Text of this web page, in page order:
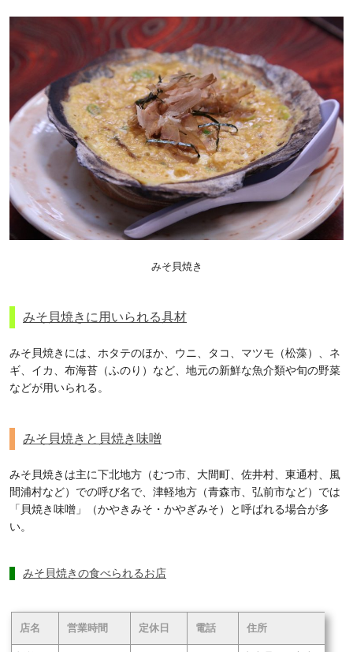
みそ貝焼き
みそ貝焼きに用いられる具材
みそ貝焼きには、ホタテのほか、ウニ、タコ、マツモ（松藻）、ネ
ギ、イカ、布海苔（ふのり）など、地元の新鮮な魚介類や旬の野菜
などが用いられる。
みそ貝焼きと貝焼き味噌
みそ貝焼きは主に下北地方（むつ市、大間町、佐井村、東通村、風
間浦村など）での呼び名で、津軽地方（青森市、弘前市など）では
「貝焼き味噌」（かやきみそ・かやぎみそ）と呼ばれる場合が多
い。
みそ貝焼きの食べられるお店
店名 営業時間 定休日 電話 住所